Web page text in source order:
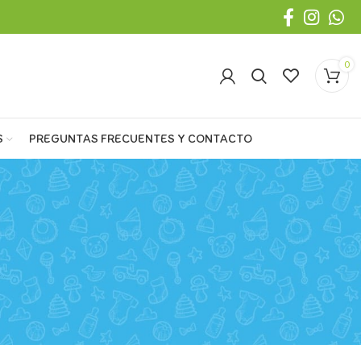
0
PREGUNTAS FRECUENTES Y CONTACTO